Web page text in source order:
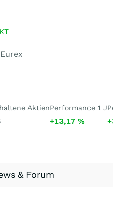
Eurex
AktienPerformance 1 J
+13,17 %
& Forum